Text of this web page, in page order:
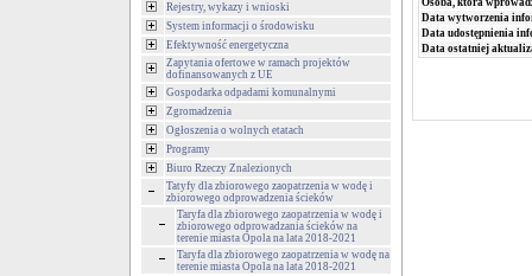
Rejestry, wykazy i wnioski
System informacji o środowisku
Efektywność energetyczna
Zapytania ofertowe w ramach projektów
dofinansowanych z UE
Gospodarka odpadami komunalnymi
Zgromadzenia
Ogłoszenia o wolnych etatach
Programy
Biuro Rzeczy Znalezionych
Tatyfy dla zbiorowego zaopatrzenia w wodę i
zbiorowego odprowadzenia ścieków
Taryfa dla zbiorowego zaopatrzenia w wodę i
zbiorowego odprowadzania ścieków na
terenie miasta Opola na lata 2018-2021
Taryfa dla zbiorowego zaopatrzenia w wodę na
terenie miasta Opola na lata 2018-2021
Data wytworzenia
Data udostępnienia
Data ostatniej